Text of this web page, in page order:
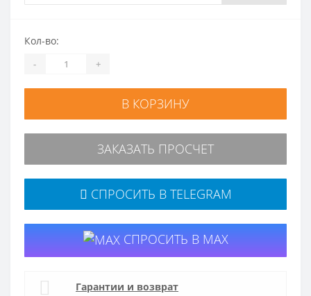
Кол-во:
- +
В КОРЗИНУ
ЗАКАЗАТЬ ПРОСЧЕТ
СПРОСИТЬ В TELEGRAM
СПРОСИТЬ В MAX
Гарантии и возврат